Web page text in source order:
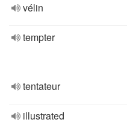
vélin
tempter
tentateur
illustrated